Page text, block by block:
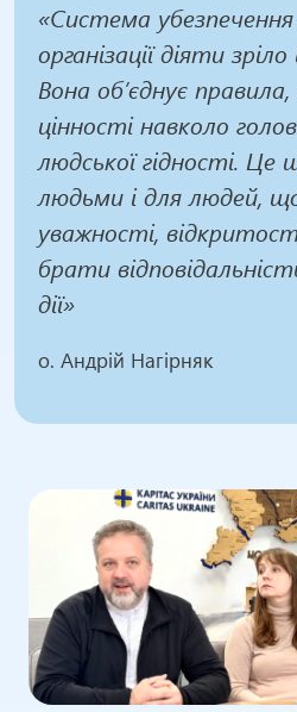
«Система
організації діяти
Вона об’єднує
цінності навколо
людської гідності. Це
людьми і для людей,
уважності,
брати
дії»
о. Андрій Нагірняк